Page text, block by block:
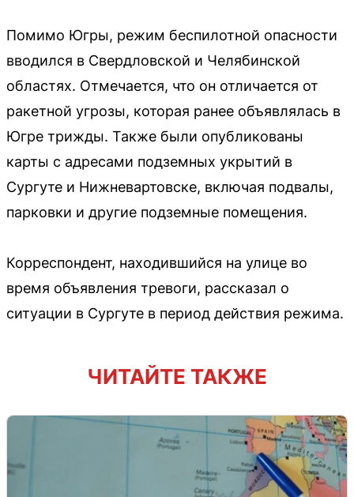
Помимо Югры, режим беспилотной опасности
вводился в Свердловской и Челябинской
областях. Отмечается, что он отличается от
ракетной угрозы, которая ранее объявлялась в
Югре трижды. Также были опубликованы
карты с адресами подземных укрытий в
Сургуте и Нижневартовске, включая подвалы,
парковки и другие подземные помещения.
Корреспондент, находившийся на улице во
время объявления тревоги, рассказал о
ситуации в Сургуте в период действия режима.
ЧИТАЙТЕ ТАКЖЕ